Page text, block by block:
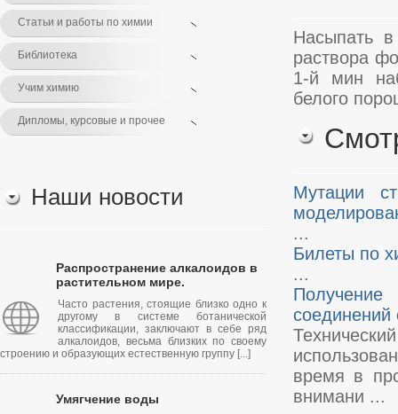
Статьи и работы по химии
Библиотека
Учим химию
Дипломы, курсовые и прочее
Наши новости
Распространение алкалоидов в
растительном мире.
Часто растения, стоящие близко одно к
другому в системе ботанической
классификации, заключают в себе ряд
алкалоидов, весьма близких по своему
строению и образующих естественную группу [...]
Умягчение воды
Насыпать
раствора
1-й мин
белого
Мутации
...
Билеты по
...
Получение
соединений
время в
внимани ...